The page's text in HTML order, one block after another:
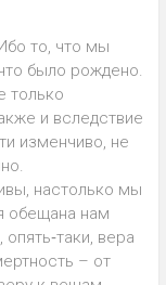
то, что мы
было рождено.
только
и вследствие
изменчиво, не
настолько мы
обещана нам
вера
– от